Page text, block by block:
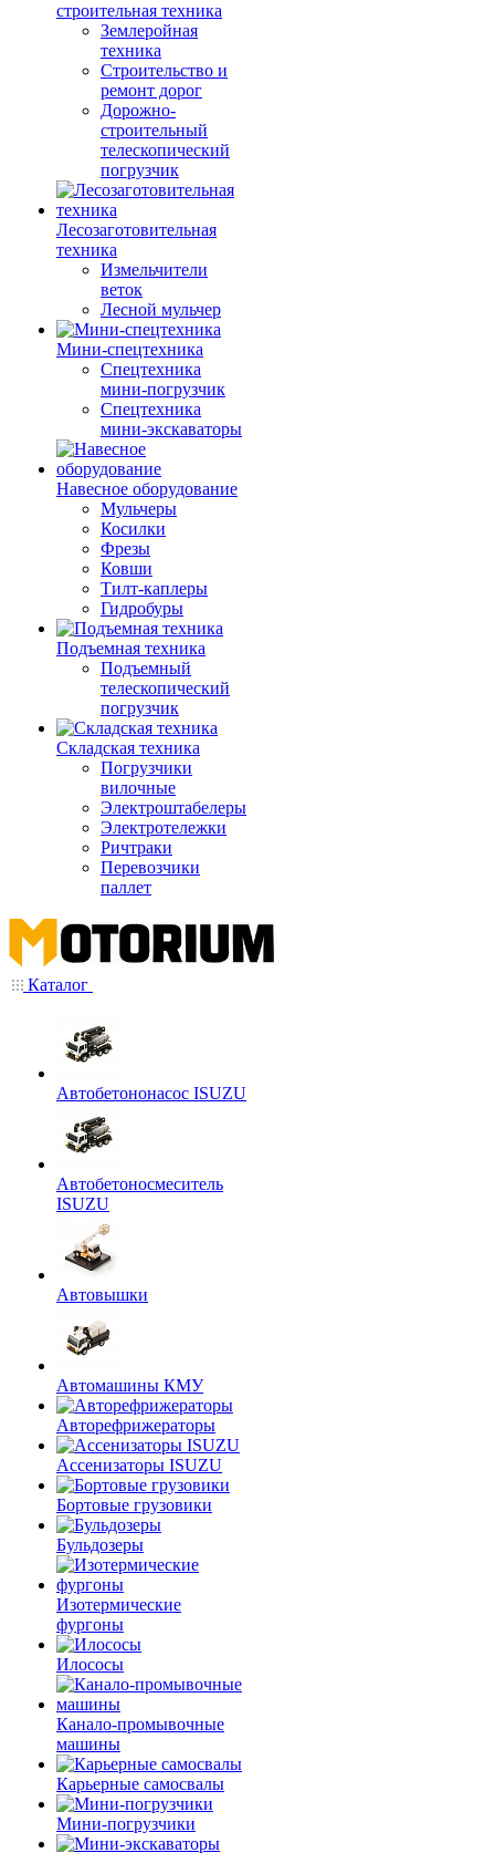
строительная техника
Землеройная
техника
Строительство и
ремонт дорог
Дорожно-
строительный
телескопический
погрузчик
Лесозаготовительная
техника
Измельчители
веток
Лесной мульчер
Мини-спецтехника
Спецтехника
мини-погрузчик
Спецтехника
мини-экскаваторы
Навесное оборудование
Мульчеры
Косилки
Фрезы
Ковши
Тилт-каплеры
Гидробуры
Подъемная техника
Подъемный
телескопический
погрузчик
Складская техника
Погрузчики
вилочные
Электроштабелеры
Электротележки
Ричтраки
Перевозчики
паллет
Каталог
Автобетононасос ISUZU
Автобетоносмеситель
ISUZU
Автовышки
Автомашины КМУ
Авторефрижераторы
Ассенизаторы ISUZU
Бортовые грузовики
Бульдозеры
Изотермические
фургоны
Илососы
Канало-промывочные
машины
Карьерные самосвалы
Мини-погрузчики